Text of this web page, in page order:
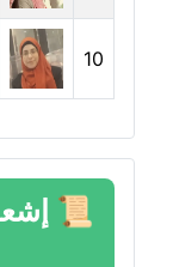
10
📜